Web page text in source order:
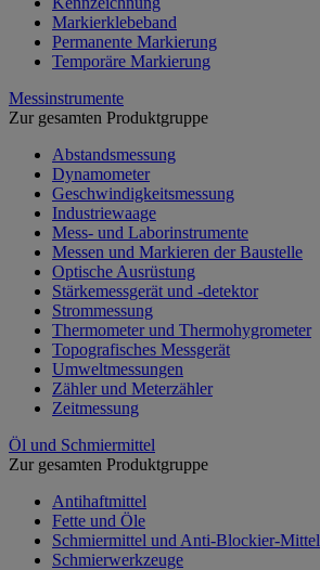
Markierklebeband
Permanente Markierung
Temporäre Markierung
Messinstrumente
Zur gesamten Produktgruppe
Abstandsmessung
Dynamometer
Geschwindigkeitsmessung
Industriewaage
Mess- und Laborinstrumente
Messen und Markieren der Baustelle
Optische Ausrüstung
Stärkemessgerät und -detektor
Strommessung
Thermometer und Thermohygrometer
Topografisches Messgerät
Umweltmessungen
Zähler und Meterzähler
Zeitmessung
Öl und Schmiermittel
Zur gesamten Produktgruppe
Antihaftmittel
Fette und Öle
Schmiermittel und Anti-Blockier-Mittel
Schmierwerkzeuge